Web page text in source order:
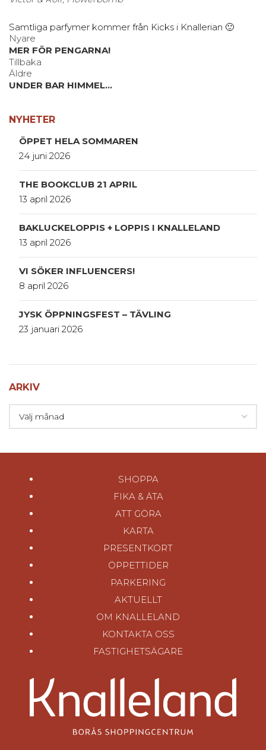
Samtliga parfymer kommer från Kicks i Knallerian 🙂
Nyare
MER FÖR PENGARNA!
Tillbaka
Äldre
UNDER BAR HIMMEL…
NYHETER
ÖPPET HELA SOMMAREN
24 juni 2026
THE BOOKCLUB 21 APRIL
13 april 2026
BAKLUCKELOPPIS + LOPPIS I KNALLELAND
13 april 2026
VI SÖKER INFLUENCERS!
8 april 2026
JYSK ÖPPNINGSFEST – TÄVLING
23 januari 2026
ARKIV
SHOPPA
FIKA & ÄTA
ATT GÖRA
KARTA
PRESENTKORT
ÖPPETTIDER
PARKERING
AKTUELLT
OM KNALLELAND
KONTAKTA OSS
FASTIGHETSÄGARE